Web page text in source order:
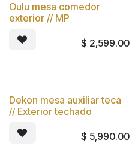
Oulu mesa comedor
exterior // MP
$ 2,599.00
Dekon mesa auxiliar teca
// Exterior techado
$ 5,990.00